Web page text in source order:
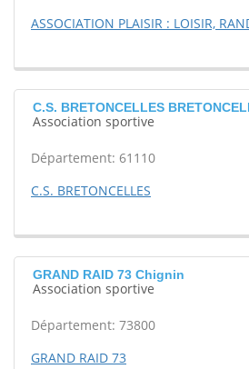
ASSOCIATION PLAISIR : LOISIR,
C.S. BRETONCELLES
Association sportive
Département: 61110
C.S. BRETONCELLES
GRAND RAID 73 Chignin
Association sportive
Département: 73800
GRAND RAID 73